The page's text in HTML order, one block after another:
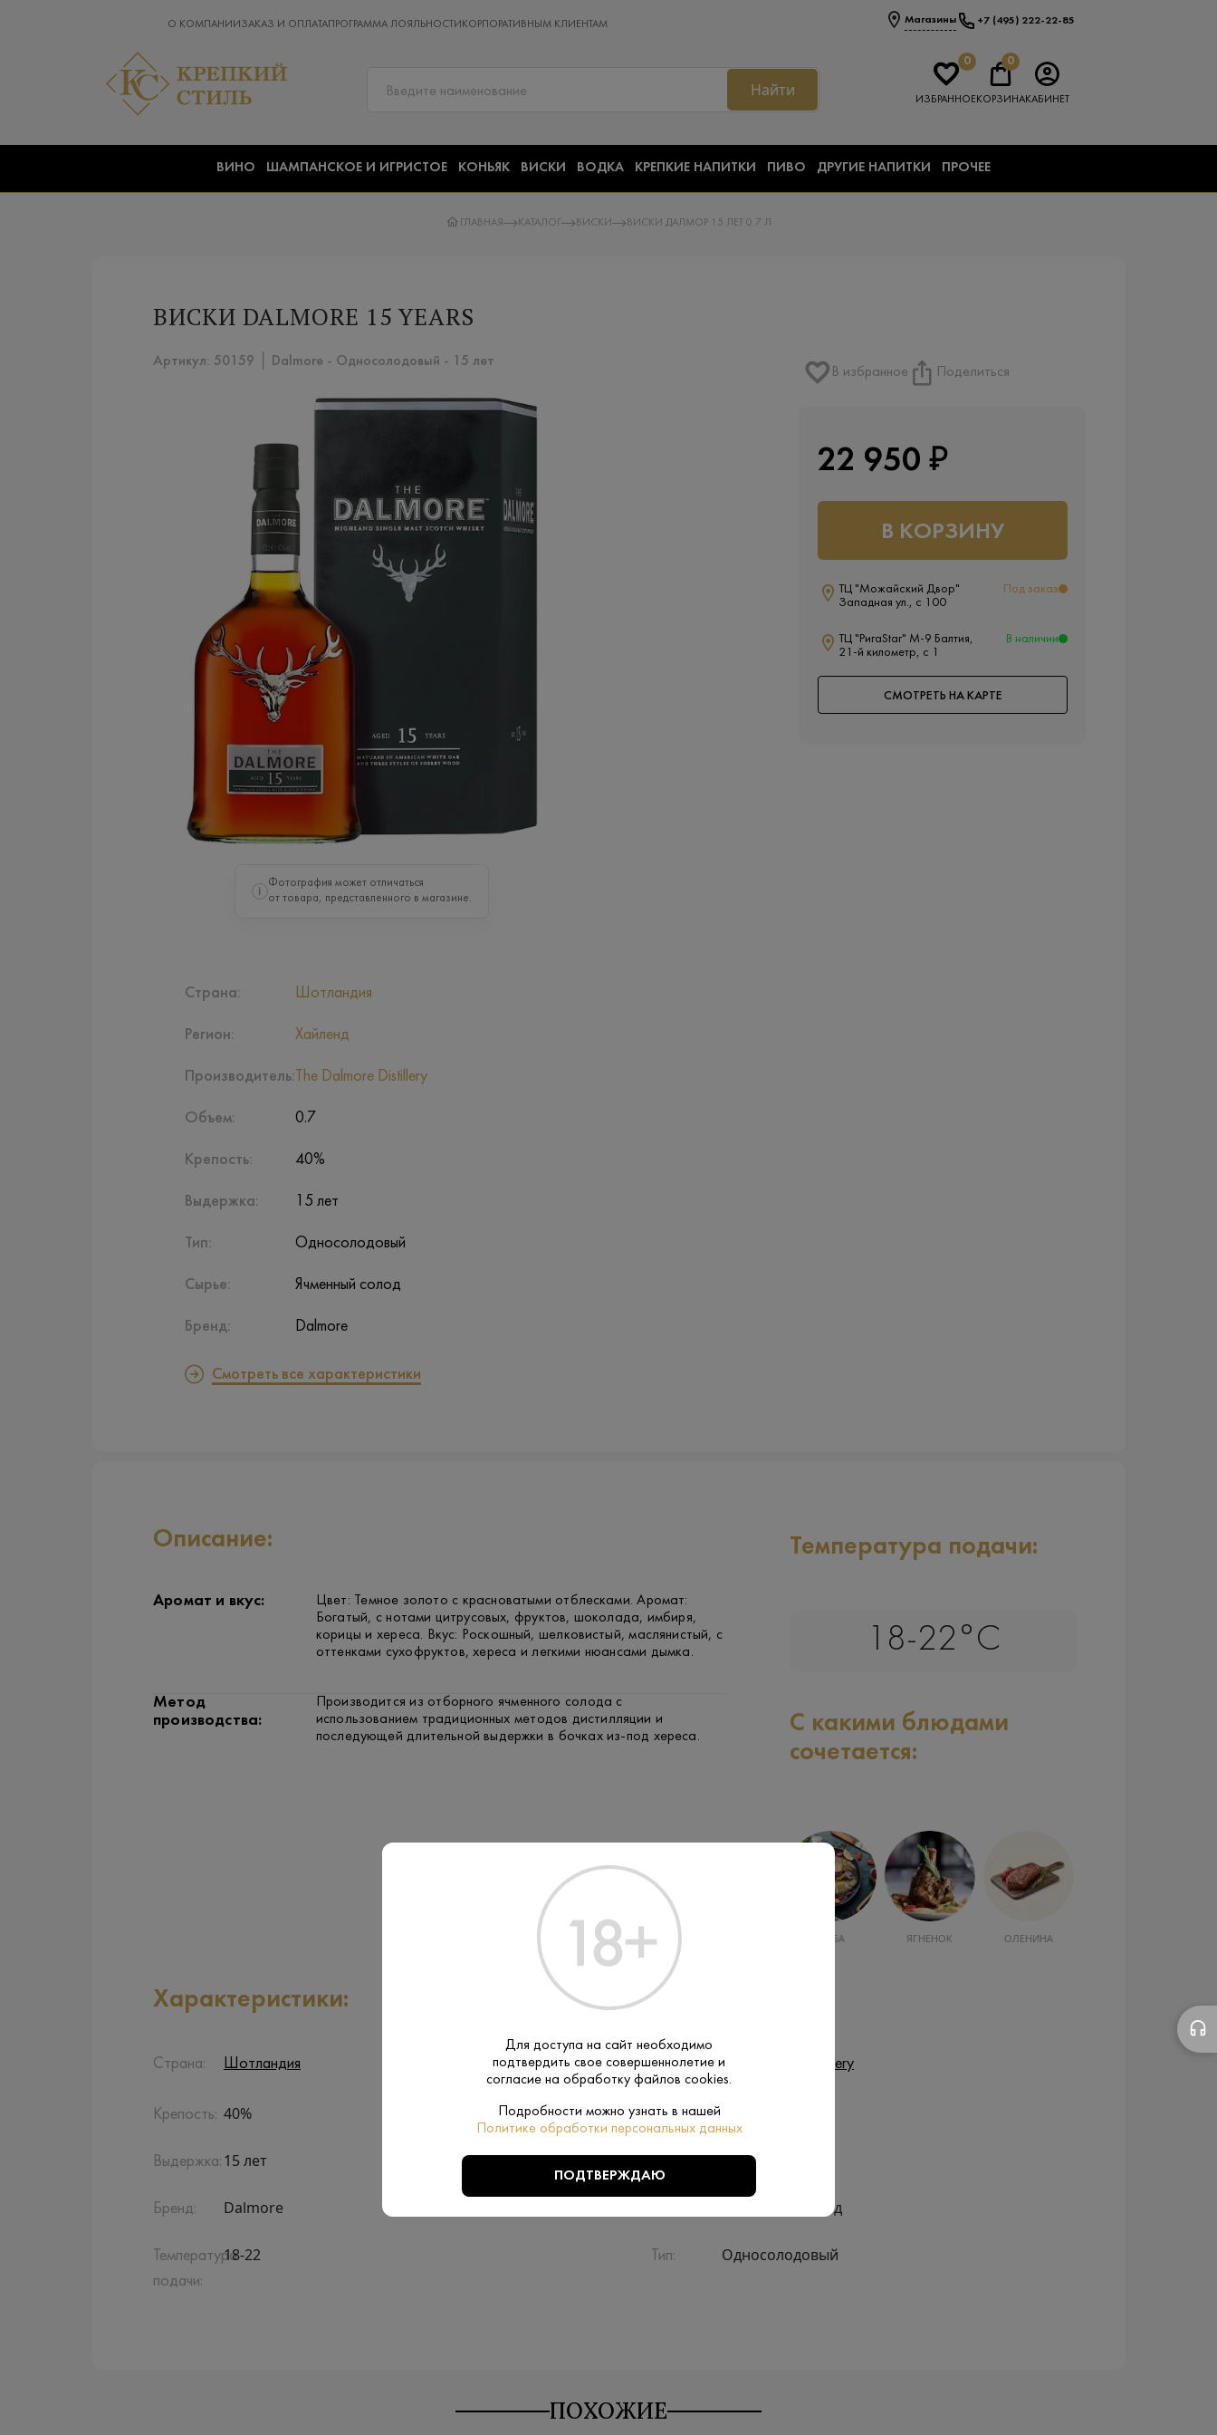
О КОМПАНИИ ЗАКАЗ И ОПЛАТАПРОГРАММА ЛОЯЛЬНОСТИ КОРПОРАТИВНЫМ КЛИЕНТАМ Магазины +7 (495) 222-22-85
Найти
0
ИЗБРАННОЕ
0
КОРЗИНАКАБИНЕТ
ВИНО ШАМПАНСКОЕ И ИГРИСТОЕ КОНЬЯК ВИСКИ ВОДКА КРЕПКИЕ НАПИТКИ ПИВО ДРУГИЕ НАПИТКИ ПРОЧЕЕ
ГЛАВНАЯ КАТАЛОГ ВИСКИ ВИСКИ ДАЛМОР 15 ЛЕТ 0.7 Л
ВИСКИ DALMORE 15 YEARS
Артикул: 50159 │ Dalmore - Односолодовый - 15 лет
i
Фотография может отличаться
от товара, представленного в магазине.
Страна:
Регион:
Производитель:
Объем:
Крепость:
Выдержка:
Тип:
Сырье:
Бренд:
Шотландия
Хайленд
The Dalmore Distillery
0.7
40%
15 лет
Односолодовый
Ячменный солод
Dalmore
Смотреть все характеристики
В избранное Поделиться
22 950 ₽
В КОРЗИНУ
ТЦ "Можайский Двор"
Западная ул., с 100
Под заказ
ТЦ "РигаStar" М-9 Балтия,
21-й километр, с 1
В наличии
СМОТРЕТЬ НА КАРТЕ
Описание:
Аромат и вкус:
Цвет: Темное золото с красноватыми отблесками. Аромат:
Богатый, с нотами цитрусовых, фруктов, шоколада, имбиря,
корицы и хереса. Вкус: Роскошный, шелковистый, маслянистый, с
оттенками сухофруктов, хереса и легкими нюансами дымка.
Метод
производства:
Производится из отборного ячменного солода с
использованием традиционных методов дистилляции и
последующей длительной выдержки в бочках из-под хереса.
Температура подачи:
18-22°C
С какими блюдами
сочетается:
ФРУКТЫ И ЯГОДЫ ЯГНЕНОК ОЛЕНИНА ЗАКУСКА, САЛАТЫ
Характеристики:
Страна: Шотландия Производитель:The Dalmore Distillery
Крепость: 40% Объем:
Выдержка: 15 лет Хайленд
Бренд: Dalmore Ячменный солод
Температура
подачи:
18-22 Тип: Односолодовый
ПОХОЖИЕ
Для доступа на сайт необходимо
подтвердить свое совершеннолетие и
согласие на обработку файлов cookies.
Подробности можно узнать в нашей
Политике обработки персональных данных
ПОДТВЕРЖДАЮ